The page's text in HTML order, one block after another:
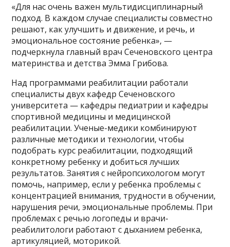
«Для нас очень важен мультидисциплинарный
подход. В каждом случае специалисты совместно
решают, как улучшить и движение, и речь, и
эмоциональное состояние ребенка», —
подчеркнула главный врач Сеченовского центра
материнства и детства Эмма Грибова.
Над программами реабилитации работали
специалисты двух кафедр Сеченовского
университета — кафедры педиатрии и кафедры
спортивной медицины и медицинской
реабилитации. Ученые-медики комбинируют
различные методики и технологии, чтобы
подобрать курс реабилитации, подходящий
конкретному ребенку и добиться лучших
результатов. Занятия с нейропсихологом могут
помочь, например, если у ребенка проблемы с
концентрацией внимания, трудности в обучении,
нарушения речи, эмоциональные проблемы. При
проблемах с речью логопеды и врачи-
реабилитологи работают с дыханием ребенка,
артикуляцией, моторикой.